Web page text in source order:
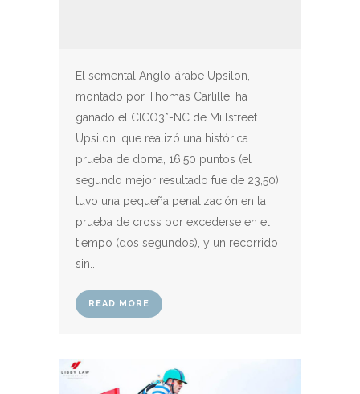
El semental Anglo-árabe Upsilon,
montado por Thomas Carlille, ha
ganado el CICO3*-NC de Millstreet.
Upsilon, que realizó una histórica
prueba de doma, 16,50 puntos (el
segundo mejor resultado fue de 23,50),
tuvo una pequeña penalización en la
prueba de cross por excederse en el
tiempo (dos segundos), y un recorrido
sin...
READ MORE